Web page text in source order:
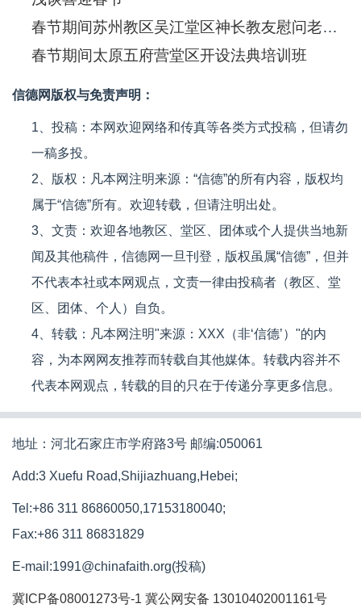
春节期间苏州教区吴江堂区神长教友慰问老人及病人
春节期间太原五府营堂区开设法典培训班
信德网版权与免责声明：
1、投稿：本网欢迎网络和传真等各类方式投稿，但请勿
一稿多投。
2、版权：凡本网注明来源：“信德”的所有内容，版权均
属于“信德”所有。欢迎转载，但请注明出处。
3、文责：欢迎各地教区、堂区、团体或个人提供当地新
闻及其他稿件，信德网一旦刊登，版权虽属“信德”，但并
不代表本社或本网观点，文责一律由投稿者（教区、堂
区、团体、个人）自负。
4、转载：凡本网注明"来源：XXX（非‘信德’）"的内
容，为本网网友推荐而转载自其他媒体。转载内容并不
代表本网观点，转载的目的只在于传递分享更多信息。
地址：河北石家庄市学府路3号 邮编:050061
Add:3 Xuefu Road,Shijiazhuang,Hebei;
Tel:+86 311 86860050,17153180040;
Fax:+86 311 86831829
E-mail:1991@chinafaith.org(投稿)
冀ICP备08001273号-1 冀公网安备 13010402001161号